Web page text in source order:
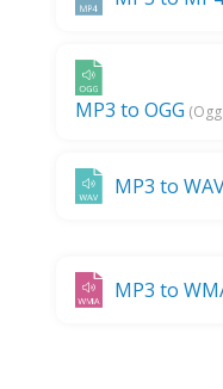
MP3 to OGG
MP3 to
MP3 to